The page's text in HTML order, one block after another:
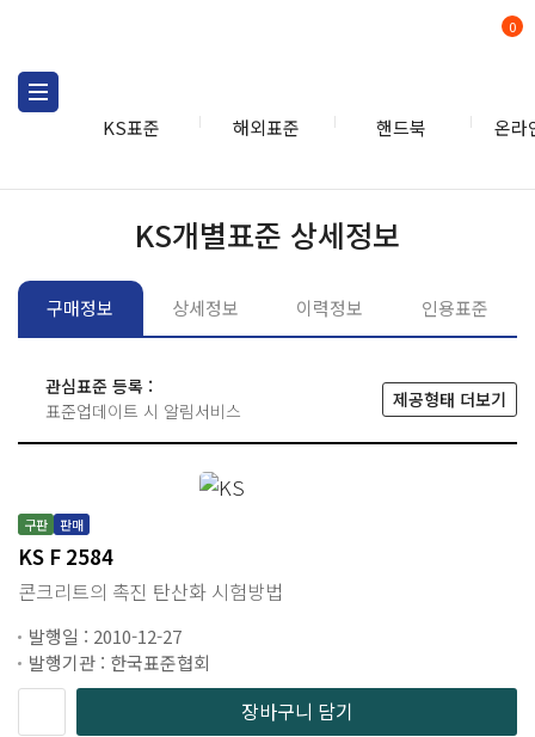
KS표준 해외표준 핸드북 온라
0
KS개별표준 상세정보
구매정보 상세정보 이력정보 인용표준
관심표준 등록 :
표준업데이트 시 알림서비스
제공형태 더보기
구판 판매
KS F 2584
콘크리트의 촉진 탄산화 시험방법
발행일 : 2010-12-27
발행기관 : 한국표준협회
장바구니 담기